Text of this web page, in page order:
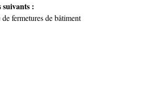
suivants :
fermetures de bâtiment